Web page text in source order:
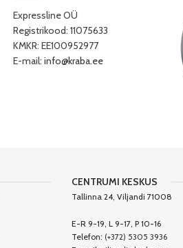
Expressline OÜ
Registrikood: 11075633
KMKR: EE100952977
E-mail: info@kraba.ee
CENTRUMI KESKUS
Tallinna 24, Viljandi 71008
E-R 9-19, L 9-17, P 10-16
Telefon: (+372) 5305 3936